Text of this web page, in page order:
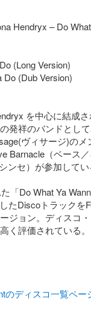
Hendryx – Do
(Long Version)
Do (Dub Version)
を中心に結成
発祥のバンドとし
ヴィサージ)の
Barnacle（ベース
ンセ）が参加してい
「Do What Ya
たDiscoトラックを
ジョン。ディスコ
く評価されている。
のディスコ一覧ペー